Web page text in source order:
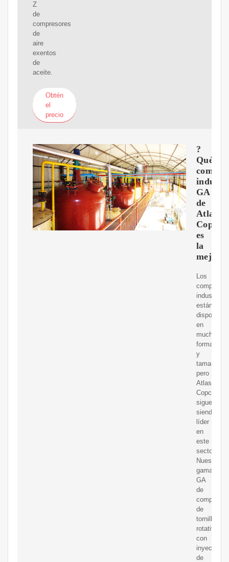
Z
de
compresores
de
aire
exentos
de
aceite.
Obtén
el
precio
?
Qué
GA
de
Atlas
Copco
es
la
mejor
Los
están
disponibles
en
muchas
formas
y
tamaños,
pero
Atlas
Copco
sigue
siendo
líder
en
este
sector.
Nuestra
gama
GA
de
de
tornillo
rotativo
con
inyección
de